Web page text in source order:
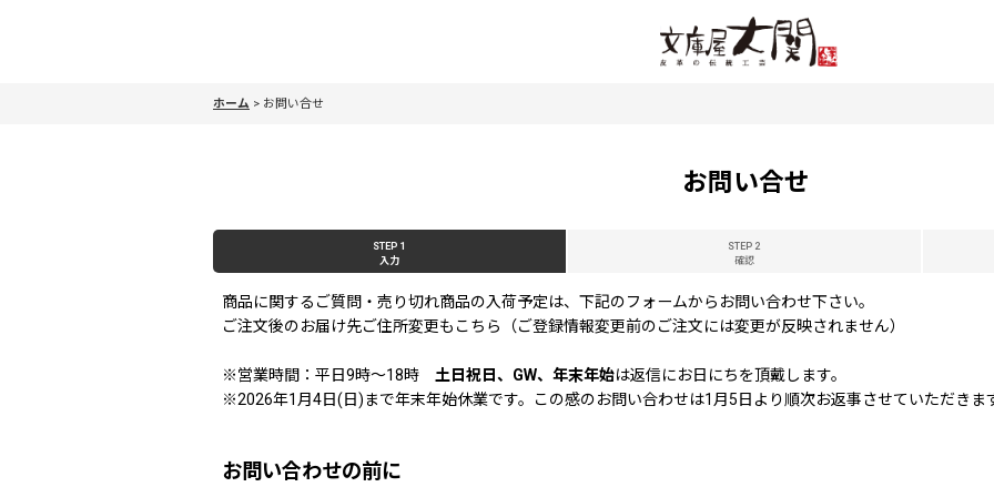
ホーム > お問い合せ
お問い合せ
STEP 1
入力
STEP 2
確認
商品に関するご質問・売り切れ商品の入荷予定は、下記のフォームからお問い合わせ下さい。
ご注文後のお届け先ご住所変更もこちら（ご登録情報変更前のご注文には変更が反映されません）
※営業時間：平日9時〜18時 土日祝日、GW、年末年始は返信にお日にちを頂戴します。
※2026年1月4日(日)まで年末年始休業です。この感のお問い合わせは1月5日より順次お返事させていただきま
お問い合わせの前に